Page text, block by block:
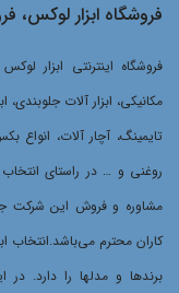
فروشگاه ابزار لوکس،
فروشگاه اینترنتی ابزار
مکانیکی، ابزار آلات
تایمینگ، آچار آلات،
روغنی و … در راستای
مشاوره و فروش این شرکت
کاران محترم می‌باشد.انتخاب
برندها و مدلها را دارد. در